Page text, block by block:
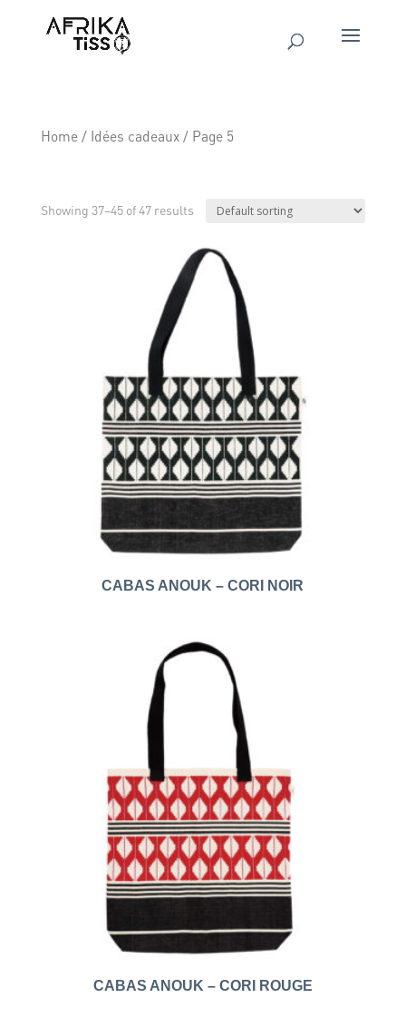
Home/ Idées cadeaux/ Page 5
Showing 37–45 of 47 results
CABAS ANOUK – CORI NOIR
CABAS ANOUK – CORI ROUGE